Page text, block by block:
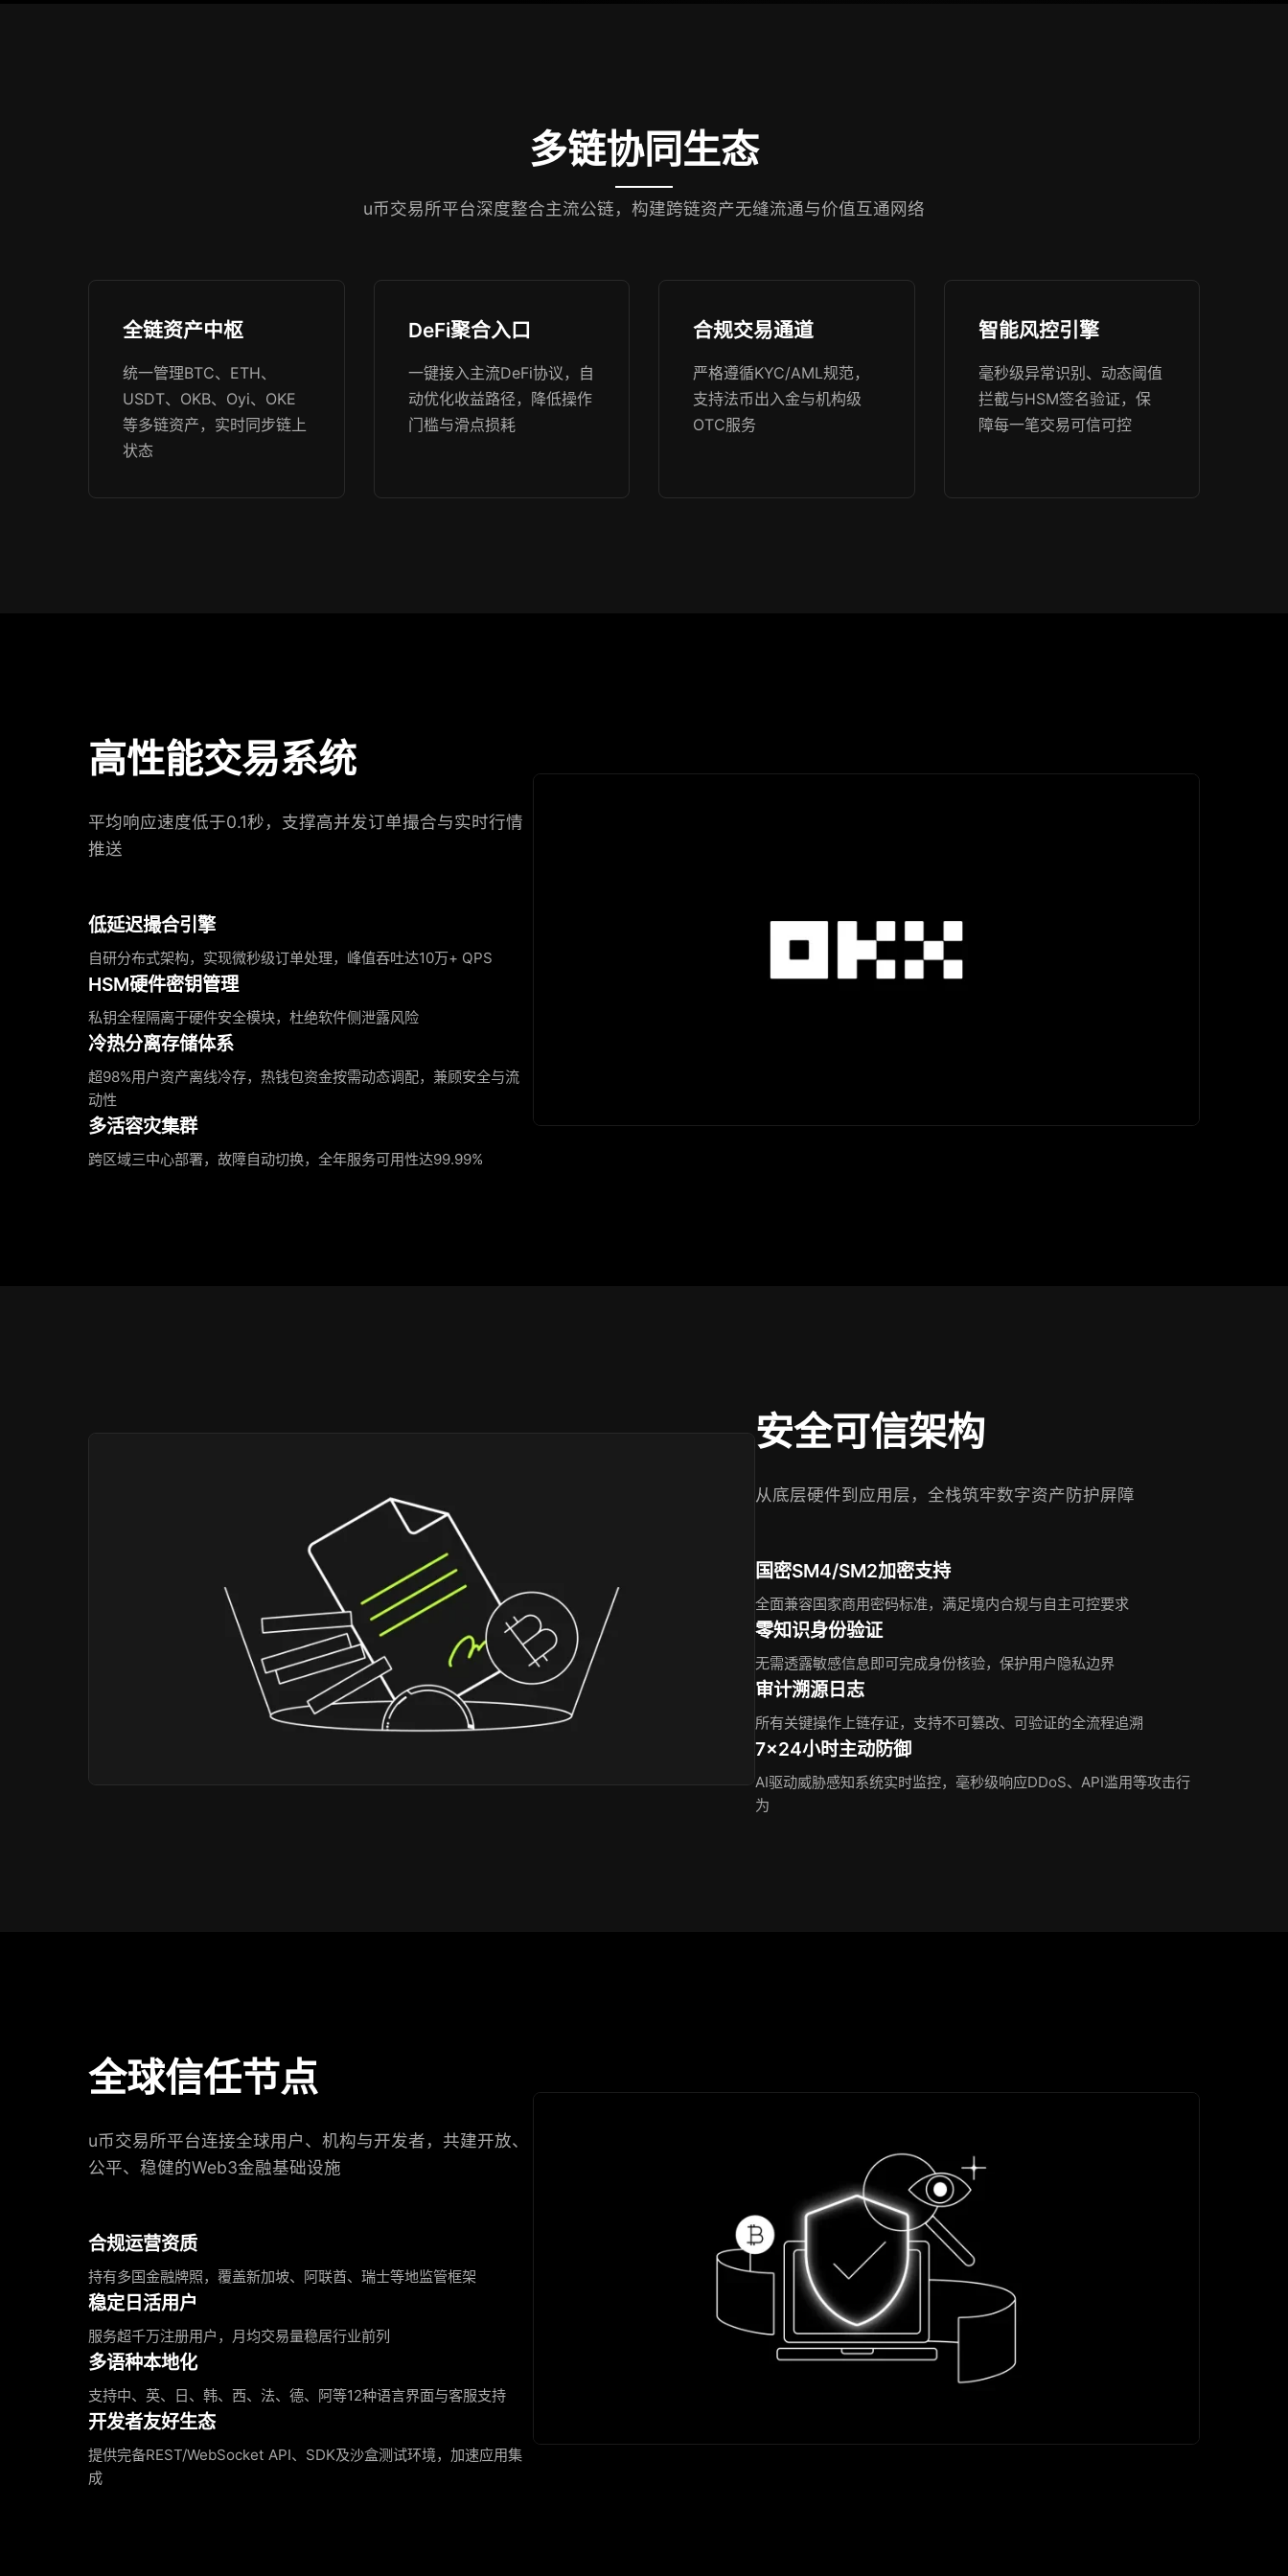
多链协同生态
u币交易所平台深度整合主流公链，构建跨链资产无缝流通与价值互通网络
全链资产中枢
统一管理BTC、ETH、
USDT、OKB、Oyi、OKE
等多链资产，实时同步链上
状态
DeFi聚合入口
一键接入主流DeFi协议，自
动优化收益路径，降低操作
门槛与滑点损耗
合规交易通道
严格遵循KYC/AML规范，
支持法币出入金与机构级
OTC服务
智能风控引擎
毫秒级异常识别、动态阈值
拦截与HSM签名验证，保
障每一笔交易可信可控
高性能交易系统
平均响应速度低于0.1秒，支撑高并发订单撮合与实时行情
推送
低延迟撮合引擎
自研分布式架构，实现微秒级订单处理，峰值吞吐达10万+ QPS
HSM硬件密钥管理
私钥全程隔离于硬件安全模块，杜绝软件侧泄露风险
冷热分离存储体系
超98%用户资产离线冷存，热钱包资金按需动态调配，兼顾安全与流
动性
多活容灾集群
跨区域三中心部署，故障自动切换，全年服务可用性达99.99%
安全可信架构
从底层硬件到应用层，全栈筑牢数字资产防护屏障
国密SM4/SM2加密支持
全面兼容国家商用密码标准，满足境内合规与自主可控要求
零知识身份验证
无需透露敏感信息即可完成身份核验，保护用户隐私边界
审计溯源日志
所有关键操作上链存证，支持不可篡改、可验证的全流程追溯
7×24小时主动防御
AI驱动威胁感知系统实时监控，毫秒级响应DDoS、API滥用等攻击行
为
全球信任节点
u币交易所平台连接全球用户、机构与开发者，共建开放、
公平、稳健的Web3金融基础设施
合规运营资质
持有多国金融牌照，覆盖新加坡、阿联酋、瑞士等地监管框架
稳定日活用户
服务超千万注册用户，月均交易量稳居行业前列
多语种本地化
支持中、英、日、韩、西、法、德、阿等12种语言界面与客服支持
开发者友好生态
提供完备REST/WebSocket API、SDK及沙盒测试环境，加速应用集
成